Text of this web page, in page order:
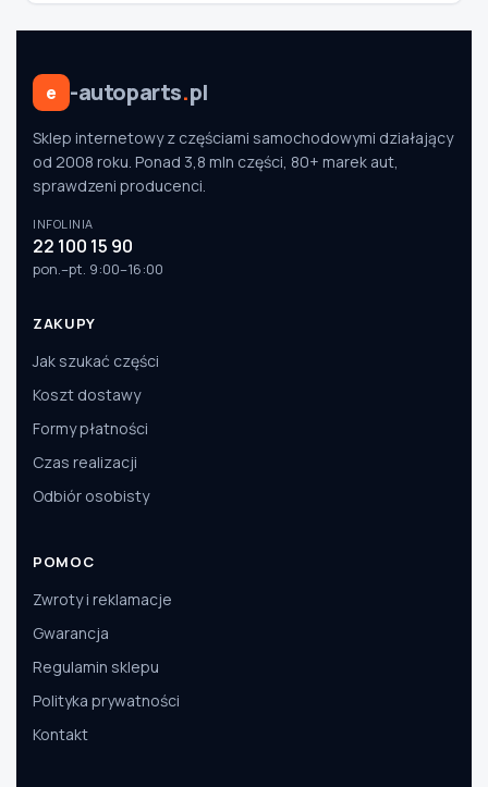
e -autoparts.pl
Sklep internetowy z częściami samochodowymi działający
od 2008 roku. Ponad 3,8 mln części, 80+ marek aut,
sprawdzeni producenci.
INFOLINIA
22 100 15 90
pon.–pt. 9:00–16:00
ZAKUPY
Jak szukać części
Koszt dostawy
Formy płatności
Czas realizacji
Odbiór osobisty
POMOC
Zwroty i reklamacje
Gwarancja
Regulamin sklepu
Polityka prywatności
Kontakt